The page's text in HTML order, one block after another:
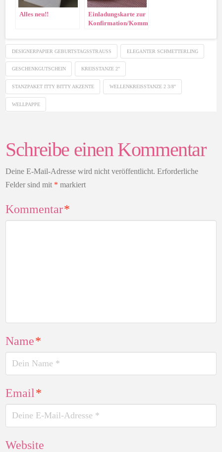
Alles neu!!
Einladungskarte zur
Konfirmation/Kommunion
DESIGNERPAPIER GEBURTSTAGSSTRAUSS ELEGANTER SCHMETTERLING
GESCHENKGUTSCHEIN KREISSTANZE 2"
STANZPAKET ITTY BITTY AKZENTE WELLENKREISSTANZE 2 3/8"
WELLPAPPE
Schreibe einen Kommentar
Deine E-Mail-Adresse wird nicht veröffentlicht. Erforderliche
Felder sind mit * markiert
Kommentar*
Name*
Email*
Website